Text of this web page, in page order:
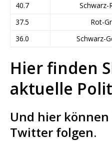
40.7
Schwarz-
37.5
Rot-
36.0
Schwarz-
Hier finden
aktuelle
Und hier
Twitter folgen.